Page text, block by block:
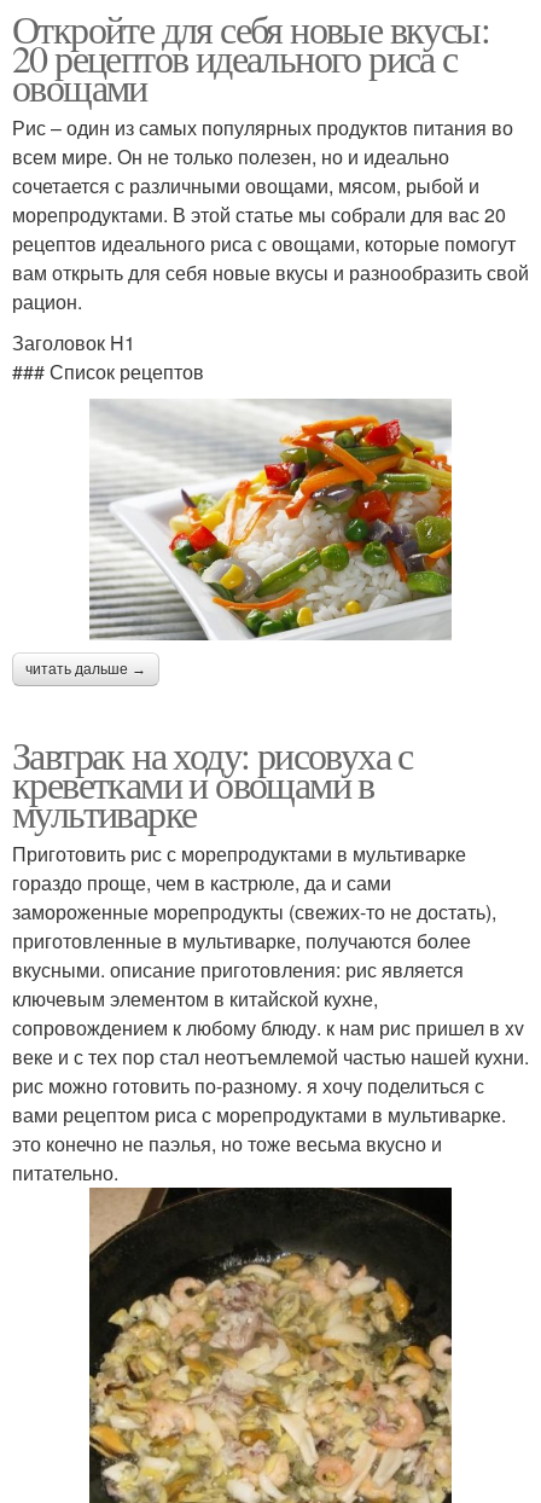
Откройте для себя новые вкусы:
20 рецептов идеального риса с
овощами
Рис – один из самых популярных продуктов питания во
всем мире. Он не только полезен, но и идеально
сочетается с различными овощами, мясом, рыбой и
морепродуктами. В этой статье мы собрали для вас 20
рецептов идеального риса с овощами, которые помогут
вам открыть для себя новые вкусы и разнообразить свой
рацион.
Заголовок H1
### Список рецептов
читать дальше →
Завтрак на ходу: рисовуха с
креветками и овощами в
мультиварке
Приготовить рис с морепродуктами в мультиварке
гораздо проще, чем в кастрюле, да и сами
замороженные морепродукты (свежих-то не достать),
приготовленные в мультиварке, получаются более
вкусными. описание приготовления: рис является
ключевым элементом в китайской кухне,
сопровождением к любому блюду. к нам рис пришел в xv
веке и с тех пор стал неотъемлемой частью нашей кухни.
рис можно готовить по-разному. я хочу поделиться с
вами рецептом риса с морепродуктами в мультиварке.
это конечно не паэлья, но тоже весьма вкусно и
питательно.